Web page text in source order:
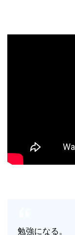
勉強になる。